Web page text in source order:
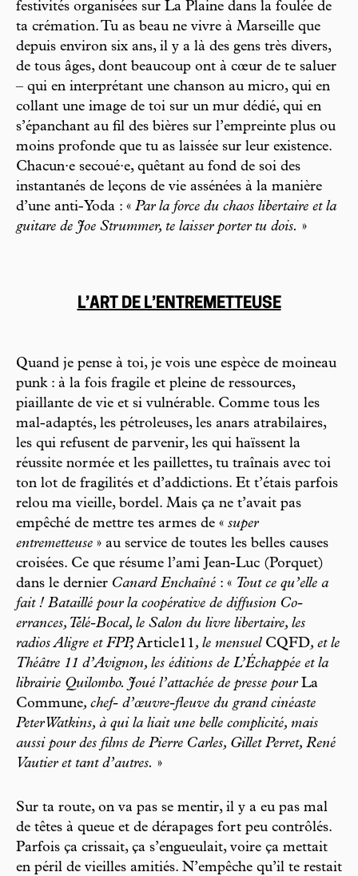
festivités organisées sur La Plaine dans la foulée de
ta crémation. Tu as beau ne vivre à Marseille que
depuis environ six ans, il y a là des gens très divers,
de tous âges, dont beaucoup ont à cœur de te saluer
– qui en interprétant une chanson au micro, qui en
collant une image de toi sur un mur dédié, qui en
s’épanchant au fil des bières sur l’empreinte plus ou
moins profonde que tu as laissée sur leur existence.
Chacun·e secoué·e, quêtant au fond de soi des
instantanés de leçons de vie assénées à la manière
d’une anti-Yoda : « Par la force du chaos libertaire et la
guitare de Joe Strummer, te laisser porter tu dois. »
L’ART DE L’ENTREMETTEUSE
Quand je pense à toi, je vois une espèce de moineau
punk : à la fois fragile et pleine de ressources,
piaillante de vie et si vulnérable. Comme tous les
mal-adaptés, les pétroleuses, les anars atrabilaires,
les qui refusent de parvenir, les qui haïssent la
réussite normée et les paillettes, tu traînais avec toi
ton lot de fragilités et d’addictions. Et t’étais parfois
relou ma vieille, bordel. Mais ça ne t’avait pas
empêché de mettre tes armes de « super
entremetteuse » au service de toutes les belles causes
croisées. Ce que résume l’ami Jean-Luc (Porquet)
dans le dernier Canard Enchaîné : « Tout ce qu’elle a
fait ! Bataillé pour la coopérative de diffusion Co-
errances, Télé-Bocal, le Salon du livre libertaire, les
radios Aligre et FPP,Article11, le mensuel CQFD, et le
Théâtre 11 d’Avignon, les éditions de L’Échappée et la
librairie Quilombo. Joué l’attachée de presse pour La
Commune, chef- d’œuvre-fleuve du grand cinéaste
Peter Watkins, à qui la liait une belle complicité, mais
aussi pour des films de Pierre Carles, Gillet Perret, René
Vautier et tant d’autres. »
Sur ta route, on va pas se mentir, il y a eu pas mal
de têtes à queue et de dérapages fort peu contrôlés.
Parfois ça crissait, ça s’engueulait, voire ça mettait
en péril de vieilles amitiés. N’empêche qu’il te restait